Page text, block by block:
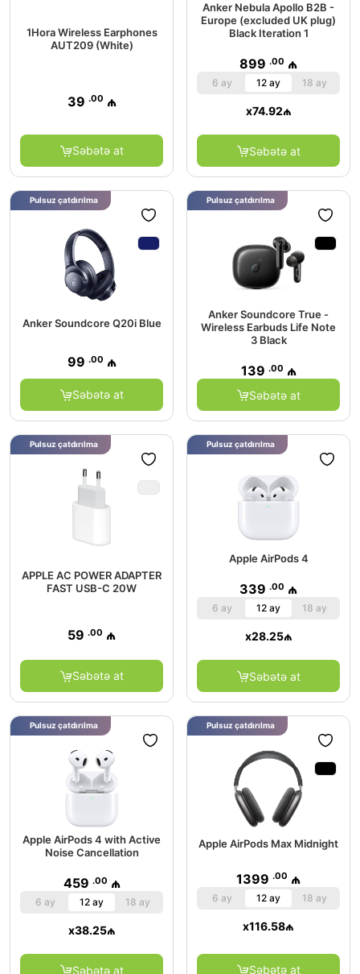
1Hora Wireless Earphones
AUT209 (White)
39 .00 ₼
Səbətə at
Anker Nebula Apollo B2B -
Europe (excluded UK plug)
Black Iteration 1
899 .00 ₼
6 ay 12 ay 18 ay
x74.92₼
Səbətə at
Anker Soundcore Q20i Blue
99 .00 ₼
Səbətə at
Pulsuz çatdırılma
Anker Soundcore True -
Wireless Earbuds Life Note
3 Black
139 .00 ₼
Səbətə at
Pulsuz çatdırılma
APPLE AC POWER ADAPTER
FAST USB-C 20W
59 .00 ₼
Səbətə at
Pulsuz çatdırılma
Apple AirPods 4
339 .00 ₼
6 ay 12 ay 18 ay
x28.25₼
Səbətə at
Pulsuz çatdırılma
Apple AirPods 4 with Active
Noise Cancellation
459 .00 ₼
6 ay 12 ay 18 ay
x38.25₼
Səbətə at
Pulsuz çatdırılma
Apple AirPods Max Midnight
1399 .00 ₼
6 ay 12 ay 18 ay
x116.58₼
Səbətə at
Pulsuz çatdırılma